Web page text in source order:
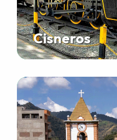
Cisneros